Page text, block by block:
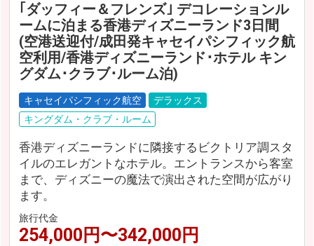
｢ダッフィー＆フレンズ｣ デコレーションル
ームに泊まる香港ディズニーランド3日間
(空港送迎付/成田発キャセイパシフィック航
空利用/香港ディズニーランド･ホテル キン
グダム･クラブ･ルーム泊)
キャセイパシフィック航空
デラックス
キングダム・クラブ・ルーム
香港ディズニーランドに隣接するビクトリア調スタ
イルのエレガントなホテル。エントランスから客室
まで、ディズニーの魔法で演出された空間が広がり
ます。
旅行代金
254,000円〜342,000円